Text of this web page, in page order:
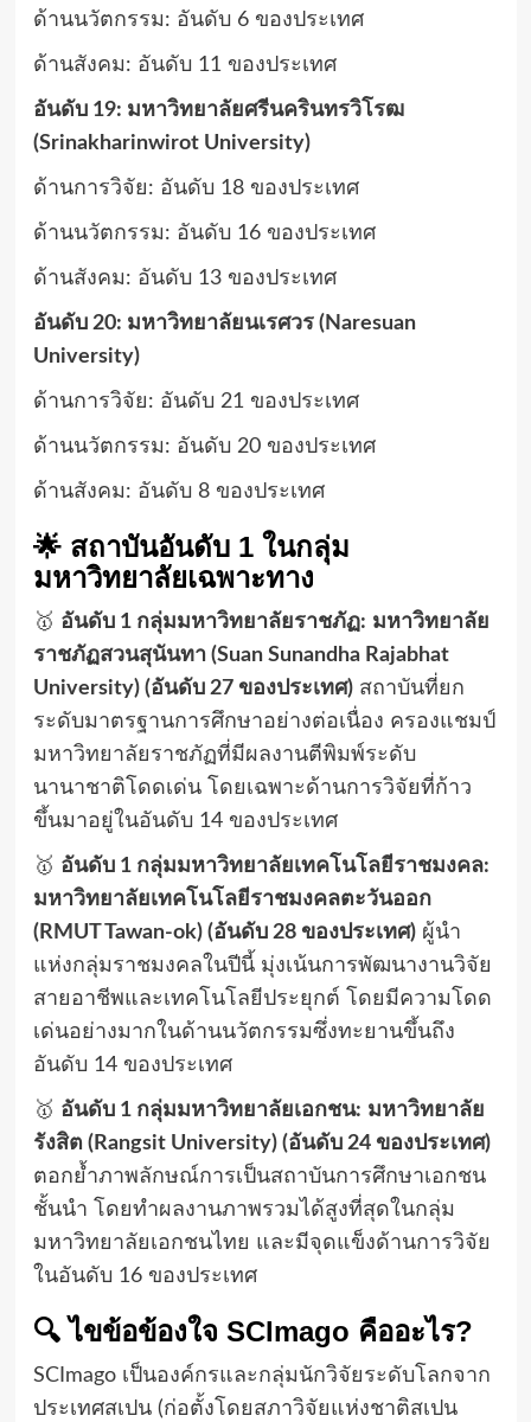
ด้านนวัตกรรม: อันดับ 6 ของประเทศ
ด้านสังคม: อันดับ 11 ของประเทศ
อันดับ 19: มหาวิทยาลัยศรีนครินทรวิโรฒ
(Srinakharinwirot University)
ด้านการวิจัย: อันดับ 18 ของประเทศ
ด้านนวัตกรรม: อันดับ 16 ของประเทศ
ด้านสังคม: อันดับ 13 ของประเทศ
อันดับ 20: มหาวิทยาลัยนเรศวร (Naresuan
University)
ด้านการวิจัย: อันดับ 21 ของประเทศ
ด้านนวัตกรรม: อันดับ 20 ของประเทศ
ด้านสังคม: อันดับ 8 ของประเทศ
🌟 สถาบันอันดับ 1 ในกลุ่ม
มหาวิทยาลัยเฉพาะทาง
🥇 อันดับ 1 กลุ่มมหาวิทยาลัยราชภัฏ: มหาวิทยาลัย
ราชภัฏสวนสุนันทา (Suan Sunandha Rajabhat
University) (อันดับ 27 ของประเทศ)สถาบันที่ยก
ระดับมาตรฐานการศึกษาอย่างต่อเนื่อง ครองแชมป์
มหาวิทยาลัยราชภัฏที่มีผลงานตีพิมพ์ระดับ
นานาชาติโดดเด่น โดยเฉพาะด้านการวิจัยที่ก้าว
ขึ้นมาอยู่ในอันดับ 14 ของประเทศ
🥇 อันดับ 1 กลุ่มมหาวิทยาลัยเทคโนโลยีราชมงคล:
มหาวิทยาลัยเทคโนโลยีราชมงคลตะวันออก
(RMUT Tawan-ok) (อันดับ 28 ของประเทศ)ผู้นำ
แห่งกลุ่มราชมงคลในปีนี้ มุ่งเน้นการพัฒนางานวิจัย
สายอาชีพและเทคโนโลยีประยุกต์ โดยมีความโดด
เด่นอย่างมากในด้านนวัตกรรมซึ่งทะยานขึ้นถึง
อันดับ 14 ของประเทศ
🥇 อันดับ 1 กลุ่มมหาวิทยาลัยเอกชน: มหาวิทยาลัย
รังสิต (Rangsit University) (อันดับ 24 ของประเทศ)
ตอกย้ำภาพลักษณ์การเป็นสถาบันการศึกษาเอกชน
ชั้นนำ โดยทำผลงานภาพรวมได้สูงที่สุดในกลุ่ม
มหาวิทยาลัยเอกชนไทย และมีจุดแข็งด้านการวิจัย
ในอันดับ 16 ของประเทศ
🔍 ไขข้อข้องใจ SCImago คืออะไร?
SCImago เป็นองค์กรและกลุ่มนักวิจัยระดับโลกจาก
ประเทศสเปน (ก่อตั้งโดยสภาวิจัยแห่งชาติสเปน